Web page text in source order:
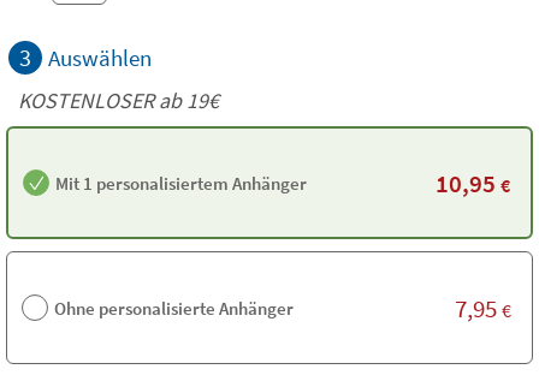
3 Auswählen
KOSTENLOSER ab 19€
Mit 1 personalisiertem Anhänger 10,95 €
Ohne personalisierte Anhänger 7,95 €